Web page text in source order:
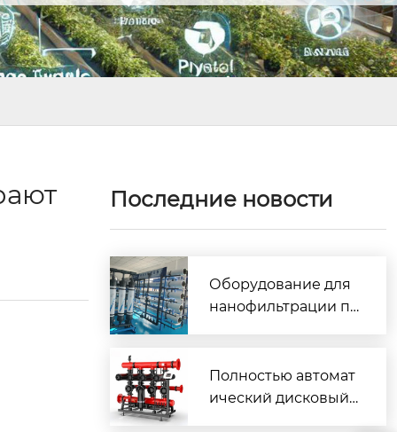
Последние новости
Оборудование для
нанофильтрации пр
Полностью автомат
ический дисковый